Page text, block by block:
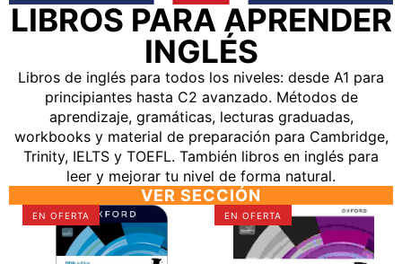
LIBROS PARA APRENDER
INGLÉS
Libros de inglés para todos los niveles: desde A1 para
principiantes hasta C2 avanzado. Métodos de
aprendizaje, gramáticas, lecturas graduadas,
workbooks y material de preparación para Cambridge,
Trinity, IELTS y TOEFL. También libros en inglés para
leer y mejorar tu nivel de forma natural.
VER SECCIÓN
ENGLISH
A2/B1
EN OFERTA
ENGLISH
FILE
EN OFERTA